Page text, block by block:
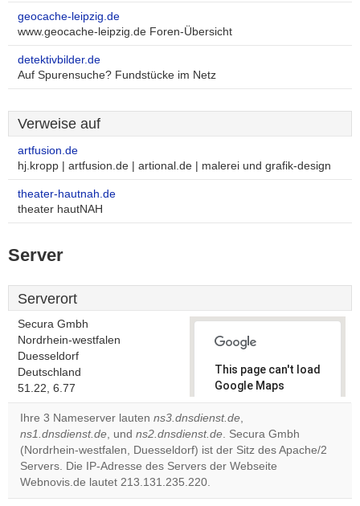
geocache-leipzig.de
www.geocache-leipzig.de Foren-Übersicht
detektivbilder.de
Auf Spurensuche? Fundstücke im Netz
Verweise auf
artfusion.de
hj.kropp | artfusion.de | artional.de | malerei und grafik-design
theater-hautnah.de
theater hautNAH
Server
Serverort
Secura Gmbh
Nordrhein-westfalen
Duesseldorf
Deutschland
51.22, 6.77
This page can't load
Google Maps
correctly.
Do you
own this
website?
OK
Ihre 3 Nameserver lauten ns3.dnsdienst.de,
ns1.dnsdienst.de, und ns2.dnsdienst.de. Secura Gmbh
(Nordrhein-westfalen, Duesseldorf) ist der Sitz des Apache/2
Servers. Die IP-Adresse des Servers der Webseite
Webnovis.de lautet 213.131.235.220.